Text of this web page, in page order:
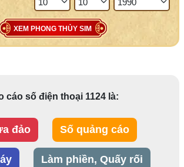
XEM PHONG THỦY SIM
cáo số điện thoại 1124 là:
lừa đảo Số quảng cáo
máy Làm phiền, Quấy rối